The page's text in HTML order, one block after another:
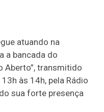
atuando na
a bancada do
Aberto”, transmitido
às 14h, pela Rádio
sua forte presença